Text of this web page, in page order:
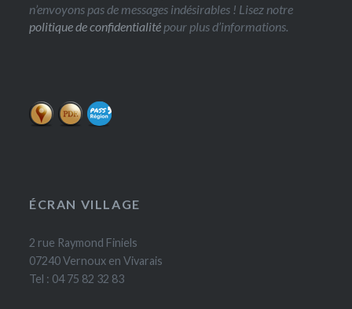
n’envoyons pas de messages indésirables ! Lisez notre
politique de confidentialité pour plus d’informations.
ÉCRAN VILLAGE
2 rue Raymond Finiels
07240 Vernoux en Vivarais
Tel : 04 75 82 32 83